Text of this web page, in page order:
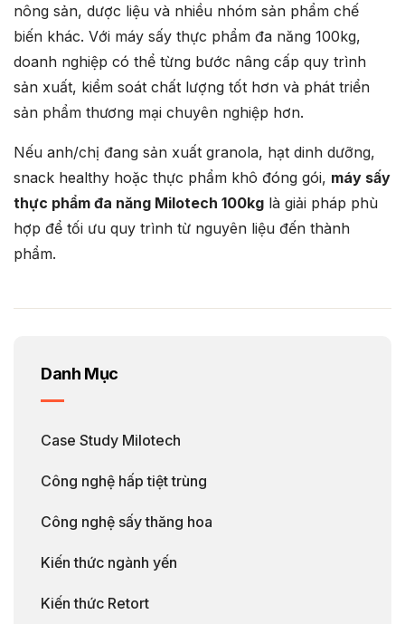
nông sản, dược liệu và nhiều nhóm sản phẩm chế
biến khác. Với máy sấy thực phẩm đa năng 100kg,
doanh nghiệp có thể từng bước nâng cấp quy trình
sản xuất, kiểm soát chất lượng tốt hơn và phát triển
sản phẩm thương mại chuyên nghiệp hơn.
Nếu anh/chị đang sản xuất granola, hạt dinh dưỡng,
snack healthy hoặc thực phẩm khô đóng gói, máy sấy
thực phẩm đa năng Milotech 100kg là giải pháp phù
hợp để tối ưu quy trình từ nguyên liệu đến thành
phẩm.
Danh Mục
Case Study Milotech
Công nghệ hấp tiệt trùng
Công nghệ sấy thăng hoa
Kiến thức ngành yến
Kiến thức Retort